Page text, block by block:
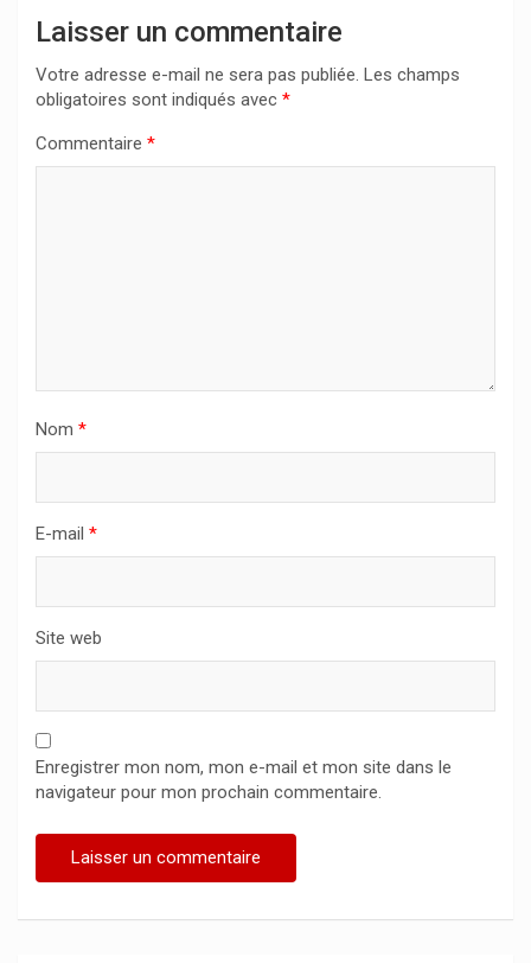
Laisser un commentaire
Votre adresse e-mail ne sera pas publiée. Les champs
obligatoires sont indiqués avec *
Commentaire *
Nom *
E-mail *
Site web
Enregistrer mon nom, mon e-mail et mon site dans le
navigateur pour mon prochain commentaire.